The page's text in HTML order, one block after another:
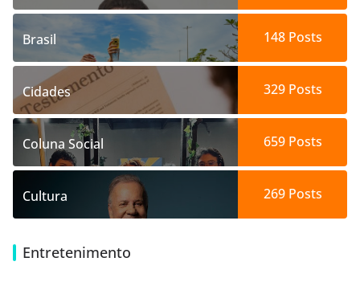
Brasil 148Posts
Cidades 329Posts
Coluna Social 659Posts
Cultura 269Posts
Entretenimento